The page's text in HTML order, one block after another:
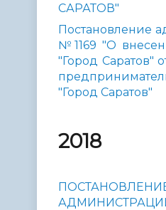
САРАТОВ"
Постановление
№1169 "О
"Город Саратов"
"Город Саратов"
2018